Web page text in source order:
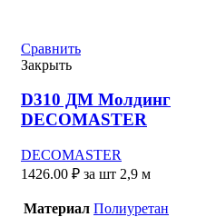
Сравнить
Закрыть
D310 ДМ Молдинг
DECOMASTER
DECOMASTER
1426.00 ₽ за шт 2,9 м
Материал Полиуретан